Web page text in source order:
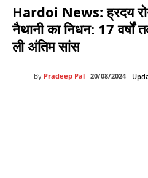
Hardoi News: ह्रदय
नैथानी का निधन: 17
ली अंतिम सांस
By Pradeep Pal 20/08/2024